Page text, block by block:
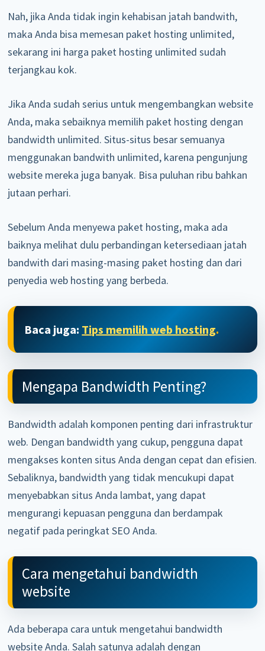
Nah, jika Anda tidak ingin kehabisan jatah bandwith,
maka Anda bisa memesan paket hosting unlimited,
sekarang ini harga paket hosting unlimited sudah
terjangkau kok.
Jika Anda sudah serius untuk mengembangkan website
Anda, maka sebaiknya memilih paket hosting dengan
bandwidth unlimited. Situs-situs besar semuanya
menggunakan bandwith unlimited, karena pengunjung
website mereka juga banyak. Bisa puluhan ribu bahkan
jutaan perhari.
Sebelum Anda menyewa paket hosting, maka ada
baiknya melihat dulu perbandingan ketersediaan jatah
bandwith dari masing-masing paket hosting dan dari
penyedia web hosting yang berbeda.
Baca juga: Tips memilih web hosting.
Mengapa Bandwidth Penting?
Bandwidth adalah komponen penting dari infrastruktur
web. Dengan bandwidth yang cukup, pengguna dapat
mengakses konten situs Anda dengan cepat dan efisien.
Sebaliknya, bandwidth yang tidak mencukupi dapat
menyebabkan situs Anda lambat, yang dapat
mengurangi kepuasan pengguna dan berdampak
negatif pada peringkat SEO Anda.
Cara mengetahui bandwidth
website
Ada beberapa cara untuk mengetahui bandwidth
website Anda. Salah satunya adalah dengan